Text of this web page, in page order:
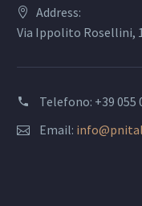
Address:
Via Ippolito Rosellini,
Telefono: +39 055
Email: